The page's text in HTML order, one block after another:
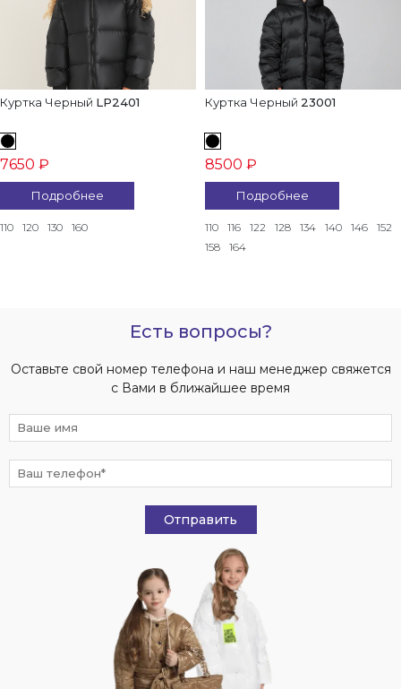
Куртка Черный LP2401
7650 ₽
Подробнее
110 120 130 160
Куртка Черный 23001
8500 ₽
Подробнее
110 116 122 128 134 140 146
152
158
164
Есть вопросы?
Оставьте свой номер телефона и наш менеджер свяжется
с Вами в ближайшее время
Отправить